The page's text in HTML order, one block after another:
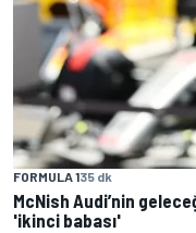
FORMULA 135 dk
McNish Audi’nin
'ikinci babası'